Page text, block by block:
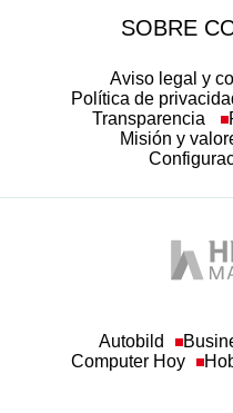
SOBRE
Aviso legal y
Política de
Transparencia
Misión y
Autobild
Computer Hoy